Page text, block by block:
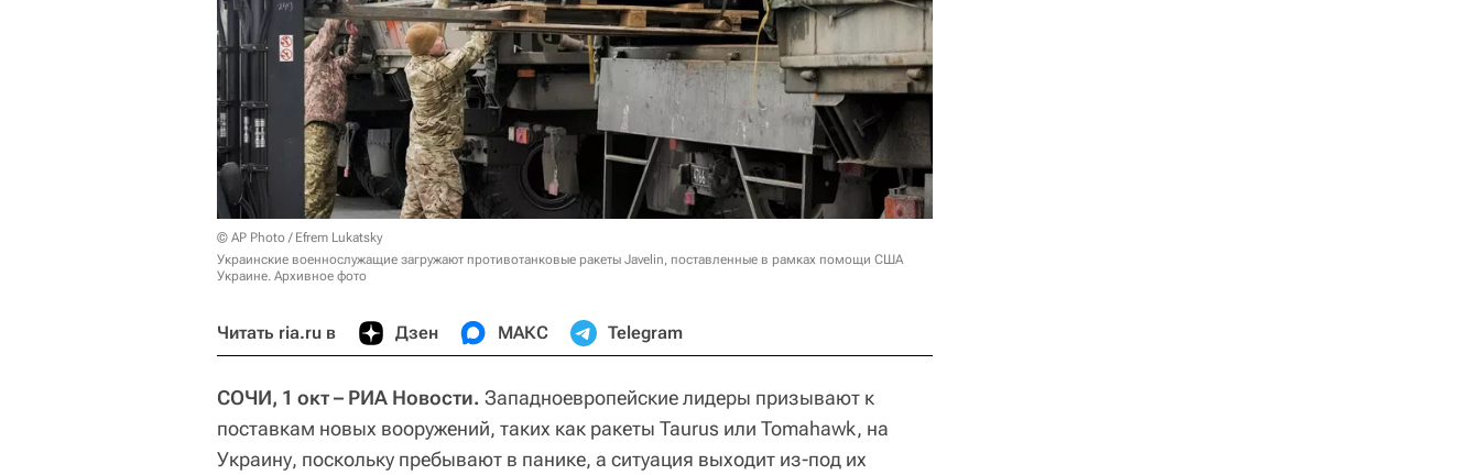
© AP Photo / Efrem Lukatsky
Украинские военнослужащие загружают противотанковые ракеты Javelin, поставленные в рамках помощи США
Украине. Архивное фото
Читать ria.ru в Дзен МАКС Telegram
СОЧИ, 1 окт – РИА Новости. Западноевропейские лидеры призывают к
поставкам новых вооружений, таких как ракеты Taurus или Tomahawk, на
Украину, поскольку пребывают в панике, а ситуация выходит из-под их